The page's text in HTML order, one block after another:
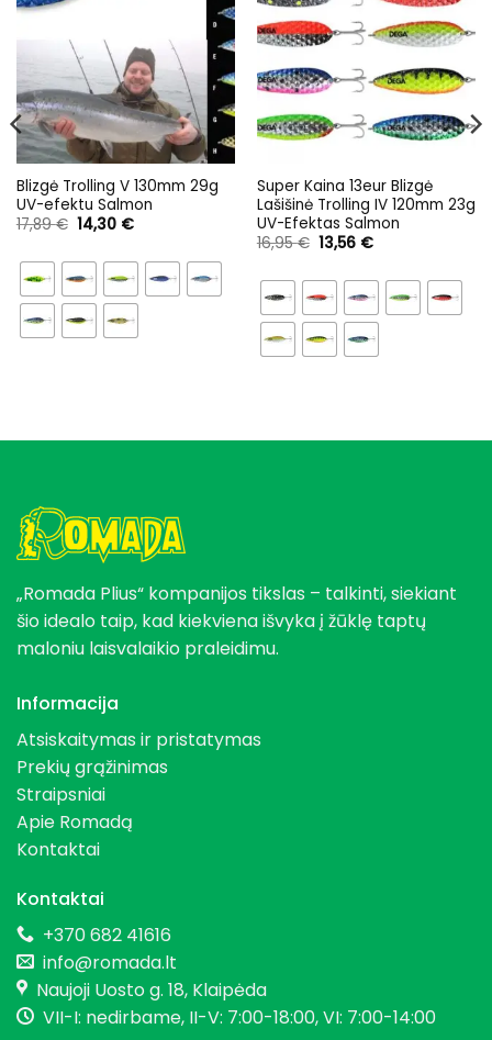
Blizgė Trolling V 130mm 29g
UV-efektu Salmon
17,89€ Original
price
17,89 €.
14,30 €Current
14,30 €.
Super Kaina 13eur Blizgė
Lašišinė Trolling IV 120mm 23g
UV-Efektas Salmon
16,95€ Original
price
16,95 €.
13,56 €Current
13,56 €.
„Romada Plius“ kompanijos tikslas – talkinti, siekiant
šio idealo taip, kad kiekviena išvyka į žūklę taptų
maloniu laisvalaikio praleidimu.
Informacija
Atsiskaitymas ir pristatymas
Prekių grąžinimas
Straipsniai
Apie Romadą
Kontaktai
Kontaktai
+370 682 41616
info@romada.lt
Naujoji Uosto g. 18, Klaipėda
VII-I: nedirbame, II-V: 7:00-18:00, VI: 7:00-14:00